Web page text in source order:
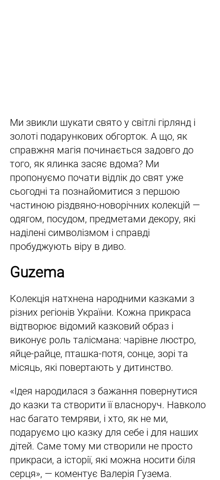
Ми звикли шукати свято у світлі гірлянд і
золоті подарункових обгорток. А що, як
справжня магія починається задовго до
того, як ялинка засяє вдома? Ми
пропонуємо почати відлік до свят уже
сьогодні та познайомитися з першою
частиною різдвяно-новорічних колекцій —
одягом, посудом, предметами декору, які
наділені символізмом і справді
пробуджують віру в диво.
Guzema
Колекція натхнена народними казками з
різних регіонів України. Кожна прикраса
відтворює відомий казковий образ і
виконує роль талісмана: чарівне люстро,
яйце-райце, пташка-потя, сонце, зорі та
місяць, які повертають у дитинство.
«Ідея народилася з бажання повернутися
до казки та створити її власноруч. Навколо
нас багато темряви, і хто, як не ми,
подаруємо цю казку для себе і для наших
дітей. Саме тому ми створили не просто
прикраси, а історії, які можна носити біля
серця», — коментує Валерія Гузема.